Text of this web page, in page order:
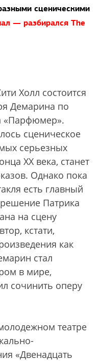
сценическими
— разбирался The
Холл состоится
Демарина по
«Парфюмер».
сценическое
серьезных
ХХ века, станет
Однако пока
есть главный
Патрика
на сцену
кстати,
как
стал
в мире,
сочинить оперу
театре
«Двенадцать